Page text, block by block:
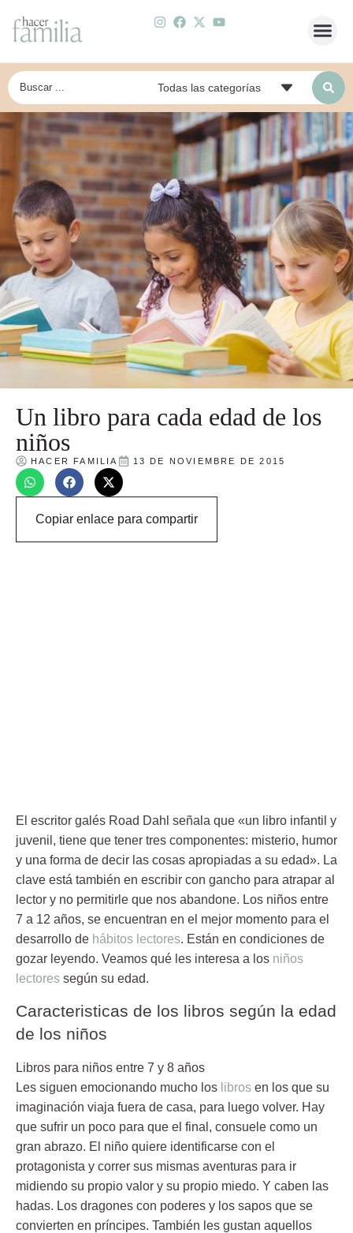
Un libro para cada edad de los
niños
HACER FAMILIA 13 DE NOVIEMBRE DE 2015
Copiar enlace para compartir
El escritor galés Road Dahl señala que «un libro infantil y
juvenil, tiene que tener tres componentes: misterio, humor
y una forma de decir las cosas apropiadas a su edad». La
clave está también en escribir con gancho para atrapar al
lector y no permitirle que nos abandone. Los niños entre
7 a 12 años, se encuentran en el mejor momento para el
desarrollo de hábitos lectores. Están en condiciones de
gozar leyendo. Veamos qué les interesa a los niños
lectores según su edad.
Caracteristicas de los libros según la edad
de los niños
Libros para niños entre 7 y 8 años
Les siguen emocionando mucho los libros en los que su
imaginación viaja fuera de casa, para luego volver. Hay
que sufrir un poco para que el final, consuele como un
gran abrazo. El niño quiere identificarse con el
protagonista y correr sus mismas aventuras para ir
midiendo su propio valor y su propio miedo. Y caben las
hadas. Los dragones con poderes y los sapos que se
convierten en príncipes. También les gustan aquellos